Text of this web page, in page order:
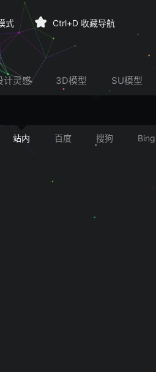
式 Ctrl+D 收藏导航
计灵感 3D模型 SU模型
站内 百度 搜狗 Bing